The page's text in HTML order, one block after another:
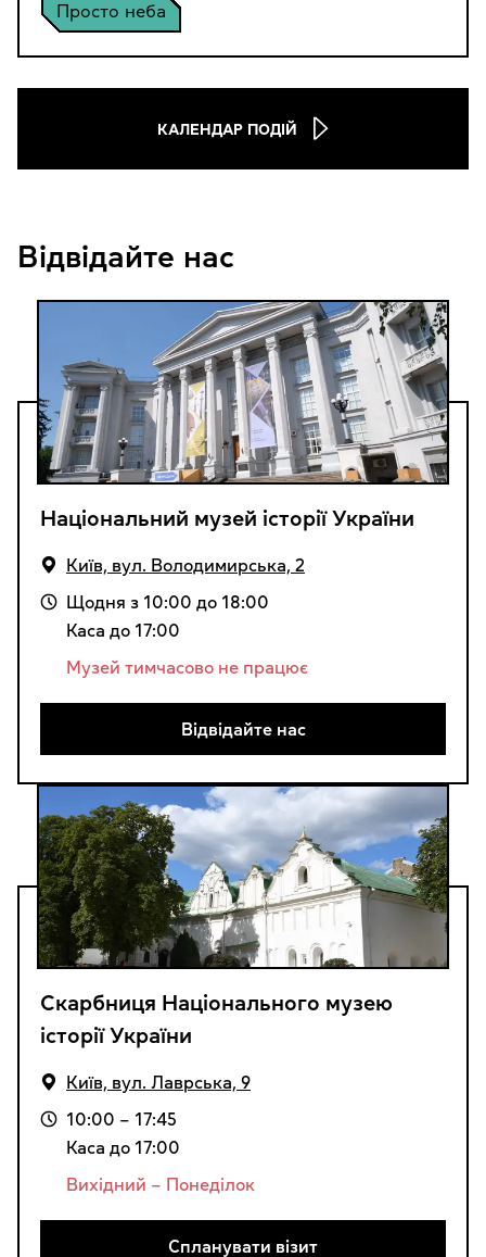
Просто неба
КАЛЕНДАР ПОДІЙ
Відвідайте нас
Національний музей історії України
Київ, вул. Володимирська, 2
Щодня з 10:00 до 18:00
Каса до 17:00
Музей тимчасово не працює
Відвідайте нас
Cкарбниця Національного музею
історії України
Київ, вул. Лаврська, 9
10:00 – 17:45
Каса до 17:00
Вихідний – Понеділок
Спланувати візит